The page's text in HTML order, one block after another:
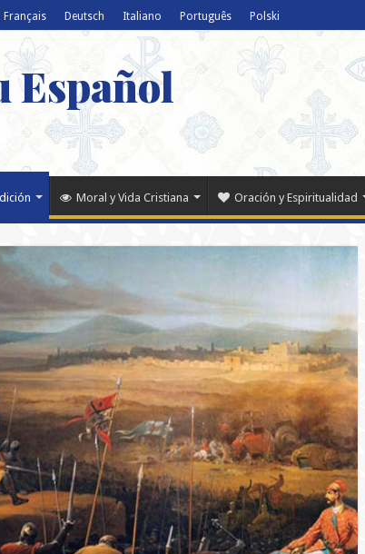
Français Deutsch Italiano Português Polski
Español
Moral y Vida Cristiana Oración y Espiritualidad